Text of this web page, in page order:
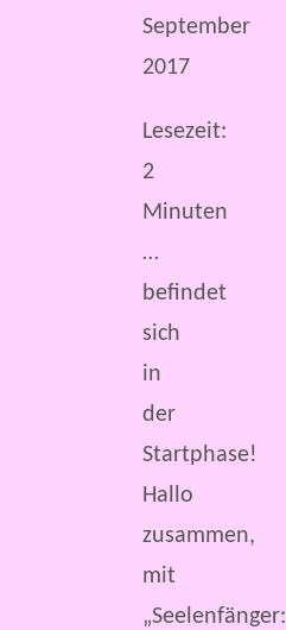
September
2017
Lesezeit:
2
Minuten
…
befindet
sich
in
der
Startphase!
Hallo
zusammen,
mit
„Seelenfänger: